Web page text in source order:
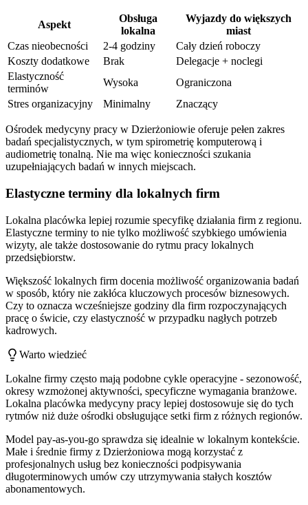
Aspekt
Obsługa
lokalna
Wyjazdy do większych
miast
Czas nieobecności
2-4 godziny
Cały dzień roboczy
Koszty dodatkowe
Brak
Delegacje + noclegi
Elastyczność
terminów
Wysoka
Ograniczona
Stres organizacyjny
Minimalny Znaczący
Ośrodek medycyny pracy w Dzierżoniowie oferuje pełen zakres
badań specjalistycznych, w tym spirometrię komputerową i
audiometrię tonalną. Nie ma więc konieczności szukania
uzupełniających badań w innych miejscach.
Elastyczne terminy dla lokalnych firm
Lokalna placówka lepiej rozumie specyfikę działania firm z regionu.
Elastyczne terminy to nie tylko możliwość szybkiego umówienia
wizyty, ale także dostosowanie do rytmu pracy lokalnych
przedsiębiorstw.
Większość lokalnych firm docenia możliwość organizowania badań
w sposób, który nie zakłóca kluczowych procesów biznesowych.
Czy to oznacza wcześniejsze godziny dla firm rozpoczynających
pracę o świcie, czy elastyczność w przypadku nagłych potrzeb
kadrowych.
Warto wiedzieć
Lokalne firmy często mają podobne cykle operacyjne - sezonowość,
okresy wzmożonej aktywności, specyficzne wymagania branżowe.
Lokalna placówka medycyny pracy lepiej dostosowuje się do tych
rytmów niż duże ośrodki obsługujące setki firm z różnych regionów.
Model pay-as-you-go sprawdza się idealnie w lokalnym kontekście.
Małe i średnie firmy z Dzierżoniowa mogą korzystać z
profesjonalnych usług bez konieczności podpisywania
długoterminowych umów czy utrzymywania stałych kosztów
abonamentowych.